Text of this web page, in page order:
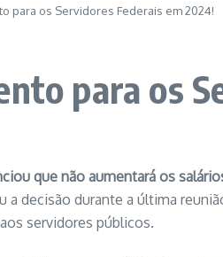
para os Servidores Federais em 2024!
para os
que não aumentará os
a decisão durante a última
servidores públicos.